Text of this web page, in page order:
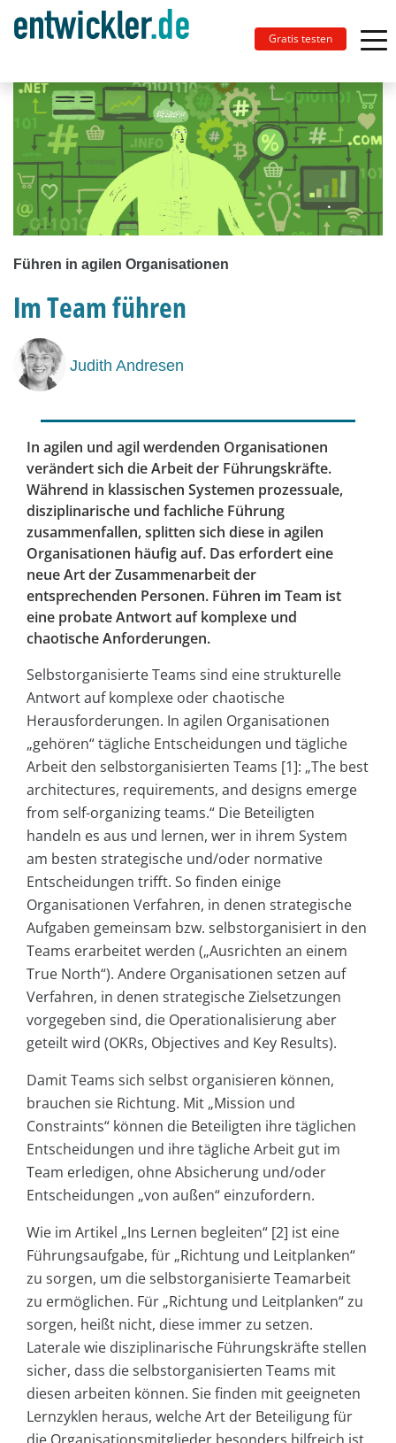
Gratis testen
Führen in agilen Organisationen
Im Team führen
Judith Andresen
In agilen und agil werdenden Organisationen
verändert sich die Arbeit der Führungskräfte.
Während in klassischen Systemen prozessuale,
disziplinarische und fachliche Führung
zusammenfallen, splitten sich diese in agilen
Organisationen häufig auf. Das erfordert eine
neue Art der Zusammenarbeit der
entsprechenden Personen. Führen im Team ist
eine probate Antwort auf komplexe und
chaotische Anforderungen.
Selbstorganisierte Teams sind eine strukturelle
Antwort auf komplexe oder chaotische
Herausforderungen. In agilen Organisationen
„gehören“ tägliche Entscheidungen und tägliche
Arbeit den selbstorganisierten Teams [1]: „The best
architectures, requirements, and designs emerge
from self-organizing teams.“ Die Beteiligten
handeln es aus und lernen, wer in ihrem System
am besten strategische und/oder normative
Entscheidungen trifft. So finden einige
Organisationen Verfahren, in denen strategische
Aufgaben gemeinsam bzw. selbstorganisiert in den
Teams erarbeitet werden („Ausrichten an einem
True North“). Andere Organisationen setzen auf
Verfahren, in denen strategische Zielsetzungen
vorgegeben sind, die Operationalisierung aber
geteilt wird (OKRs, Objectives and Key Results).
Damit Teams sich selbst organisieren können,
brauchen sie Richtung. Mit „Mission und
Constraints“ können die Beteiligten ihre täglichen
Entscheidungen und ihre tägliche Arbeit gut im
Team erledigen, ohne Absicherung und/oder
Entscheidungen „von außen“ einzufordern.
Wie im Artikel „Ins Lernen begleiten“ [2] ist eine
Führungsaufgabe, für „Richtung und Leitplanken“
zu sorgen, um die selbstorganisierte Teamarbeit
zu ermöglichen. Für „Richtung und Leitplanken“ zu
sorgen, heißt nicht, diese immer zu setzen.
Laterale wie disziplinarische Führungskräfte stellen
sicher, dass die selbstorganisierten Teams mit
diesen arbeiten können. Sie finden mit geeigneten
Lernzyklen heraus, welche Art der Beteiligung für